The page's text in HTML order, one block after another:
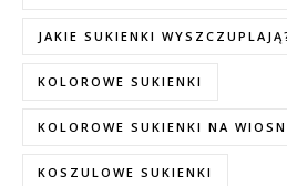
JAKIE SUKIENKI
KOLOROWE SUKIENKI
KOLOROWE SUKIENKI NA
KOSZULOWE SUKIENKI